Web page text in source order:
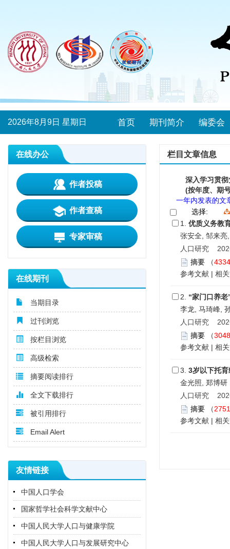
2026年8月9日 星期日 首页 期刊简介 编委会
在线办公
作者投稿
作者查稿
专家审稿
在线期刊
当期目录
过刊浏览
按栏目浏览
高级检索
摘要阅读排行
全文下载排行
被引用排行
Email Alert
友情链接
中国人口学会
国家哲学社会科学文献中心
中国人民大学人口与健康学院
中国人民大学人口与发展研究中心
栏目文章信息
深入学习贯
(按年度、期
一年内发表的文
选择:
1. 优质义务教
张安全, 邹来亮
人口研究
摘要 （4334
参考文献 | 相
2. “家门口养
李龙, 马琦峰,
人口研究
摘要 （3048
参考文献 | 相
3. 3岁以下托
金光照, 郑博研
人口研究
摘要 （2751
参考文献 | 相